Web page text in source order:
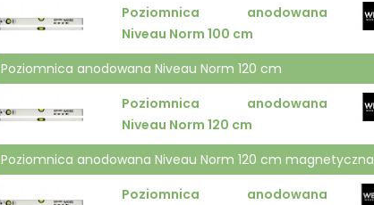
Poziomnica anodowana
Niveau Norm 100 cm
Poziomnica anodowana Niveau Norm 120 cm
Poziomnica anodowana
Niveau Norm 120 cm
Poziomnica anodowana Niveau Norm 120 cm magnetyczna
Poziomnica anodowana